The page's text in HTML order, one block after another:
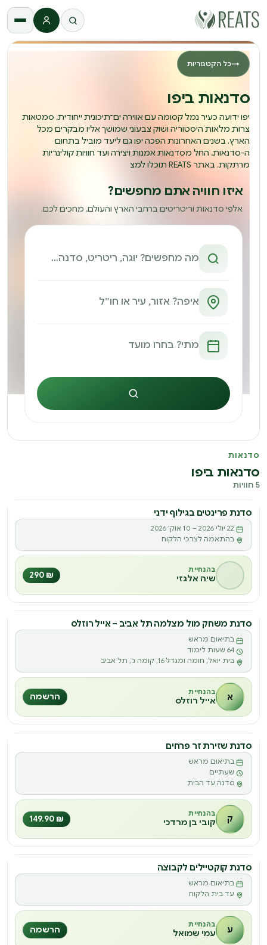
התחברות
→כל הקטגוריות
סדנאות ביפו
יפו ידועה כעיר נמל קסומה עם אווירה ים־תיכונית ייחודית, סמטאות
צרות מלאות היסטוריה ושוק צבעוני שמושך אליו מבקרים מכל
הארץ. בשנים האחרונות הפכה יפו גם ליעד מוביל בתחום
ה-סדנאות, החל מסדנאות אמנות ויצירה ועד חוויות קולינריות
מרתקות. באתר REATS תוכלו למצ
איזו חוויה אתם מחפשים?
אלפי סדנאות וריטריטים ברחבי הארץ והעולם, מחכים לכם.
חיפוש
סדנאות
סדנאות ביפו
5 חוויות
סדנת פרינטים בגילוף ידני
22 יולי 2026 – 10 אוק׳ 2026
בהתאמה לצרכי הלקוח
בהנחיית
שיה אלגזי ₪ 290
סדנה
ס
סדנת משחק מול מצלמה תל אביב – אייל רוזלס
בתיאום מראש
64 שעות לימוד
בית יואל, חומה ומגדל 16, קומה ג', תל אביב
א בהנחיית
אייל רוזלס הרשמה
סדנת שזירת זר פרחים
בתיאום מראש
שעתיים
סדנה עד הבית
ק בהנחיית
קובי בן מרדכי ₪ 149.90
סדנת קוקטיילים לקבוצה
בתיאום מראש
עד בית הלקוח
ע בהנחיית
עמי שמואל הרשמה